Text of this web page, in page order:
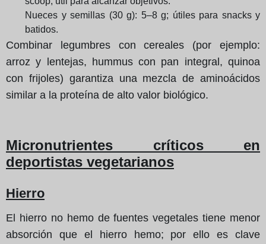
Nueces y semillas (30 g): 5–8 g; útiles para snacks y
batidos.
Combinar legumbres con cereales (por ejemplo:
arroz y lentejas, hummus con pan integral, quinoa
con frijoles) garantiza una mezcla de aminoácidos
similar a la proteína de alto valor biológico.
Micronutrientes críticos en
deportistas vegetarianos
Hierro
El hierro no hemo de fuentes vegetales tiene menor
absorción que el hierro hemo; por ello es clave